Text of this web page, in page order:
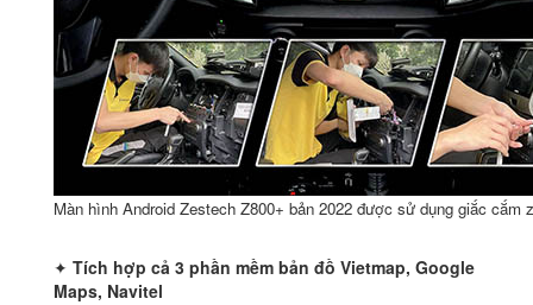
Màn hình Android Zestech Z800+ bản 2022 được sử dụng giắc cắm
✦ Tích hợp cả 3 phần mềm bản đồ Vietmap, Google
Maps, Navitel